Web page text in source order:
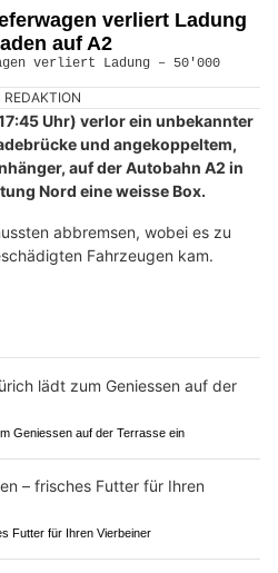
verliert Ladung
auf A2
REDAKTION
Uhr) verlor ein unbekannter
und angekoppeltem,
auf der Autobahn A2 in
Nord eine weisse Box.
abbremsen, wobei es zu
Fahrzeugen kam.
Geniessen auf der Terrasse ein
Futter für Ihren Vierbeiner